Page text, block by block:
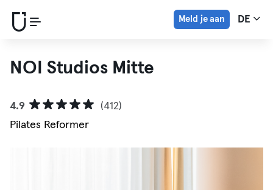
Meld je aan DE
NOI Studios Mitte
4.9
(412)
Pilates Reformer